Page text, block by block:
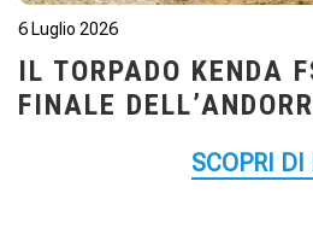
6 Luglio 2026
IL TORPADO KENDA
FINALE
SCOPRI DI